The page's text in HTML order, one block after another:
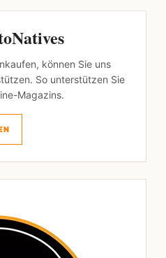
können Sie uns
So unterstützen Sie
Magazins.